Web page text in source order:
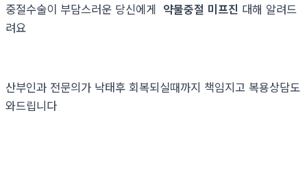
중절수술이 부담스러운 당신에게 약물중절 미프진 대해 알려드
려요
산부인과 전문의가 낙태후 회복되실때까지 책임지고 복용상담도
와드립니다